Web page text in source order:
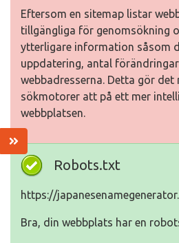
Eftersom en sitemap listar
tillgängliga för genomsökning
ytterligare information såsom
uppdatering, antal
webbadresserna. Detta gör
sökmotorer att på ett mer
webbplatsen.
Robots.txt
https://
Bra, din webbplats har en